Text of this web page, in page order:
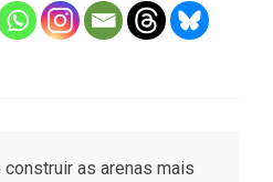
as arenas mais